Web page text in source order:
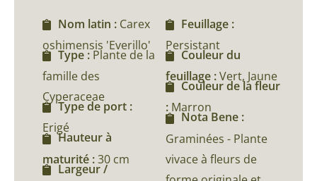
Nom latin : Carex
oshimensis 'Everillo'
Type : Plante de la
famille des
Cyperaceae
Type de port :
Erigé
Hauteur à
maturité :30 cm
Largeur /
Feuillage :
Persistant
Couleur du
feuillage :Vert, Jaune
Couleur de la fleur
: Marron
Nota Bene :
Graminées - Plante
vivace à fleurs de